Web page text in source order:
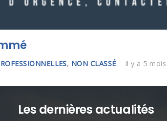
, NON CLASSÉ il y a 5 mois
Les dernières actualités